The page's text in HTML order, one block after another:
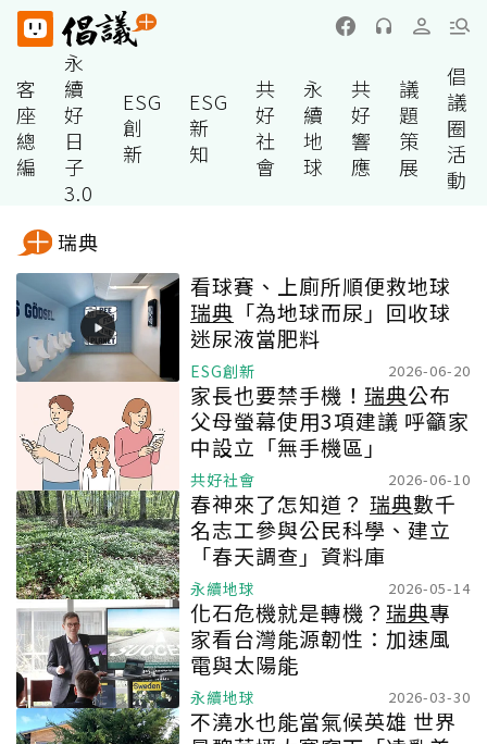
客
座
總
編
永
續
好
日
子
3.0
ESG
創
新
ESG
新
知
共
好
社
會
永
續
地
球
共
好
響
應
議
題
策
展
倡
議
圈
活
動
瑞典
看球賽、上廁所順便救地球
瑞典 「為地球而尿」回收球
迷尿液當肥料
ESG創新 2026-06-20
家長也要禁手機！ 瑞典公布
父母螢幕使用3項建議 呼籲家
中設立「無手機區」
共好社會 2026-06-10
春神來了怎知道？ 瑞典數千
名志工參與公民科學、建立
「春天調查」資料庫
永續地球 2026-05-14
化石危機就是轉機？ 瑞典專
家看台灣能源韌性：加速風
電與太陽能
永續地球 2026-03-30
不澆水也能當氣候英雄 世界